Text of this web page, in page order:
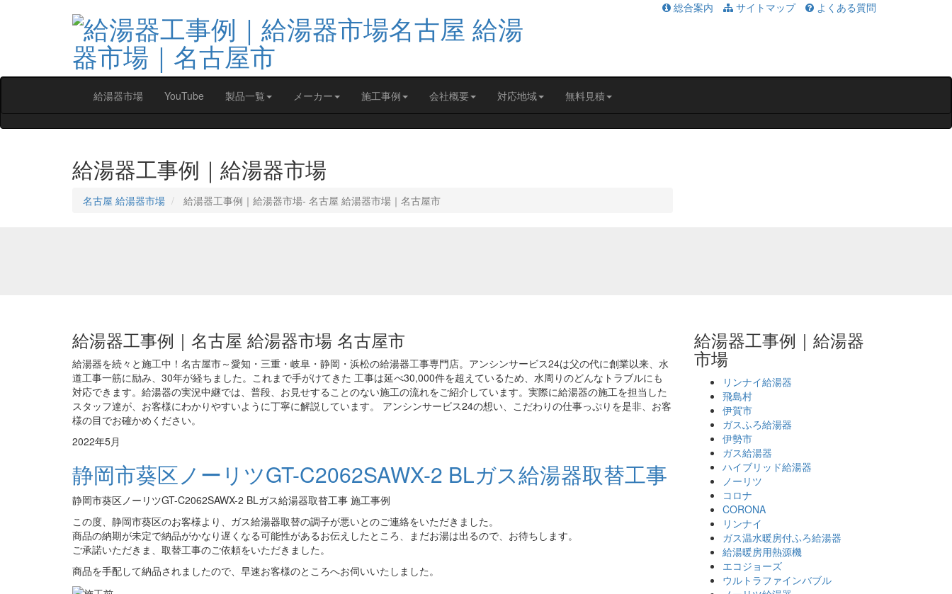
総合案内 サイトマップ よくある質問
給湯器市場 YouTube 製品一覧 メーカー 施工事例 会社概要 対応地域 無料見積
給湯器工事例｜給湯器市場
名古屋 給湯器市場 給湯器工事例｜給湯器市場‐ 名古屋 給湯器市場｜名古屋市
給湯器工事例｜名古屋 給湯器市場 名古屋市
給湯器を続々と施工中！名古屋市～愛知・三重・岐阜・静岡・浜松の給湯器工事専門店。アンシンサービス24は父の代に創業以来、水
道工事一筋に励み、30年が経ちました。これまで手がけてきた 工事は延べ30,000件を超えているため、水周りのどんなトラブルにも
対応できます。給湯器の実況中継では、普段、お見せすることのない施工の流れをご紹介しています。実際に給湯器の施工を担当した
スタッフ達が、お客様にわかりやすいように丁寧に解説しています。 アンシンサービス24の想い、こだわりの仕事っぷりを是非、お客
様の目でお確かめください。
2022年5月
静岡市葵区ノーリツGT-C2062SAWX-2 BLガス給湯器取替工事
静岡市葵区ノーリツGT-C2062SAWX-2 BLガス給湯器取替工事 施工事例
この度、静岡市葵区のお客様より、ガス給湯器取替の調子が悪いとのご連絡をいただきました。
商品の納期が未定で納品がかなり遅くなる可能性があるお伝えしたところ、まだお湯は出るので、お待ちします。
ご承諾いただきま、取替工事のご依頼をいただきました。
商品を手配して納品されましたので、早速お客様のところへお伺いいたしました。
給湯器工事例｜給湯器
市場
リンナイ給湯器
飛島村
伊賀市
ガスふろ給湯器
伊勢市
ガス給湯器
ハイブリッド給湯器
ノーリツ
コロナ
CORONA
リンナイ
ガス温水暖房付ふろ給湯器
給湯暖房用熱源機
エコジョーズ
ウルトラファインバブル